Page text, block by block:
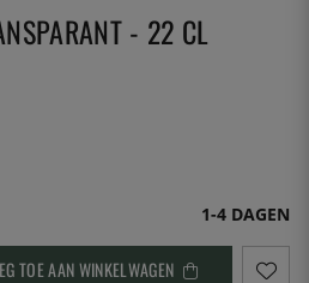
- 22 CL
1-4 DAGEN
TOE AAN WINKELWAGEN